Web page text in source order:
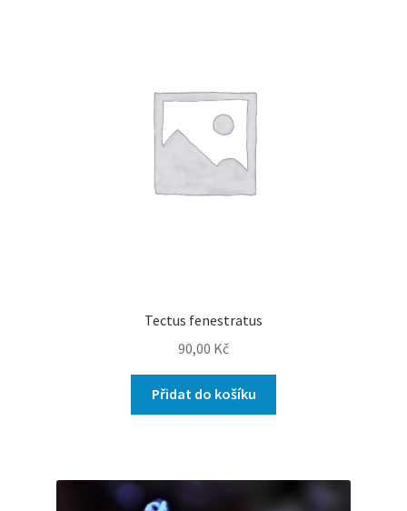
Tectus fenestratus
90,00 Kč
Přidat do košíku